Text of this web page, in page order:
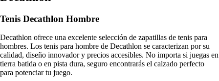
Tenis Decathlon Hombre
Decathlon ofrece una excelente selección de zapatillas de tenis para
hombres. Los tenis para hombre de Decathlon se caracterizan por su
calidad, diseño innovador y precios accesibles. No importa si juegas en
tierra batida o en pista dura, seguro encontrarás el calzado perfecto
para potenciar tu juego.